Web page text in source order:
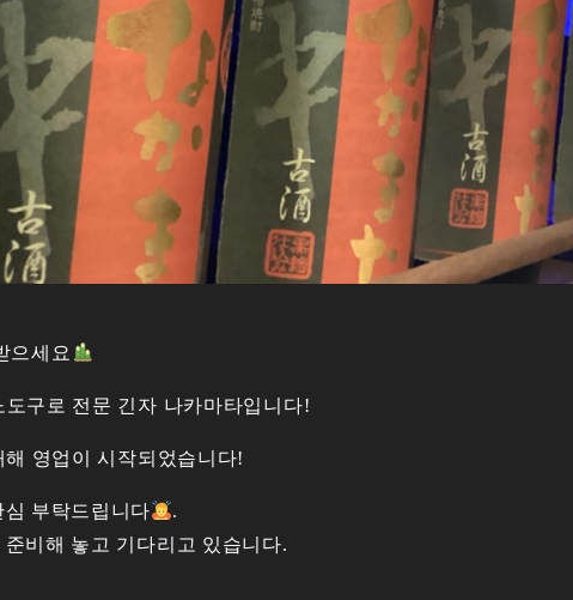
으세요
도구로 전문 긴자 나카마타입니다!
해 영업이 시작되었습니다!
부탁드립니다
.
비해 놓고 기다리고 있습니다.